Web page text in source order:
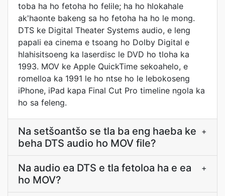
toba ha ho fetoha ho felile; ha ho hlokahale
ak'haonte bakeng sa ho fetoha ha ho le mong.
DTS ke Digital Theater Systems audio, e leng
papali ea cinema e tsoang ho Dolby Digital e
hlahisitsoeng ka laserdisc le DVD ho tloha ka
1993. MOV ke Apple QuickTime sekoahelo, e
romelloa ka 1991 le ho ntse ho le lebokoseng
iPhone, iPad kapa Final Cut Pro timeline ngola ka
ho sa feleng.
Na setšoantšo se tla ba eng haeba ke
beha DTS audio ho MOV file?
+
Na audio ea DTS e tla fetoloa ha e ea
ho MOV?
+